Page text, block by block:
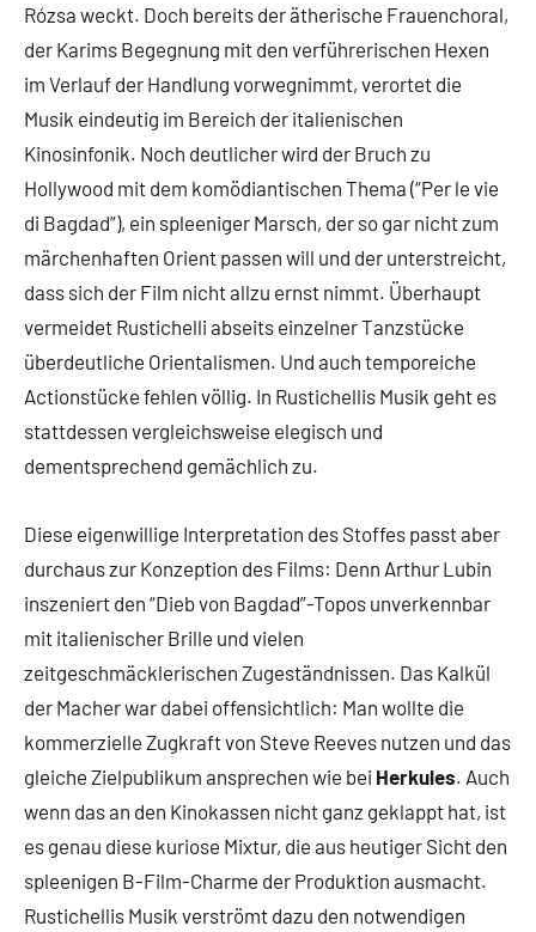
Rózsa weckt. Doch bereits der ätherische Frauenchoral,
der Karims Begegnung mit den verführerischen Hexen
im Verlauf der Handlung vorwegnimmt, verortet die
Musik eindeutig im Bereich der italienischen
Kinosinfonik. Noch deutlicher wird der Bruch zu
Hollywood mit dem komödiantischen Thema (“Per le vie
di Bagdad”), ein spleeniger Marsch, der so gar nicht zum
märchenhaften Orient passen will und der unterstreicht,
dass sich der Film nicht allzu ernst nimmt. Überhaupt
vermeidet Rustichelli abseits einzelner Tanzstücke
überdeutliche Orientalismen. Und auch temporeiche
Actionstücke fehlen völlig. In Rustichellis Musik geht es
stattdessen vergleichsweise elegisch und
dementsprechend gemächlich zu.
Diese eigenwillige Interpretation des Stoffes passt aber
durchaus zur Konzeption des Films: Denn Arthur Lubin
inszeniert den “Dieb von Bagdad”-Topos unverkennbar
mit italienischer Brille und vielen
zeitgeschmäcklerischen Zugeständnissen. Das Kalkül
der Macher war dabei offensichtlich: Man wollte die
kommerzielle Zugkraft von Steve Reeves nutzen und das
gleiche Zielpublikum ansprechen wie bei Herkules. Auch
wenn das an den Kinokassen nicht ganz geklappt hat, ist
es genau diese kuriose Mixtur, die aus heutiger Sicht den
spleenigen B-Film-Charme der Produktion ausmacht.
Rustichellis Musik verströmt dazu den notwendigen